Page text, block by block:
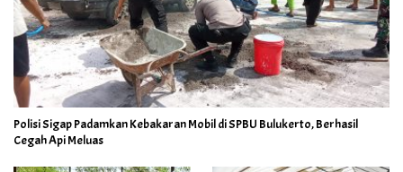
Polisi Sigap Padamkan Kebakaran Mobil di SPBU Bulukerto, Berhasil
Cegah Api Meluas